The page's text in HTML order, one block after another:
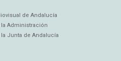
de Andalucía
Administración
Junta de Andalucía